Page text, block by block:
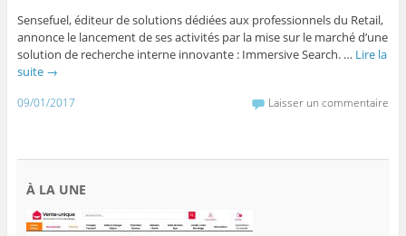
Sensefuel, éditeur de solutions dédiées aux professionnels du Retail,
annonce le lancement de ses activités par la mise sur le marché d’une
solution de recherche interne innovante : Immersive Search. … Lire la
suite →
09/01/2017 Laisser un commentaire
À LA UNE